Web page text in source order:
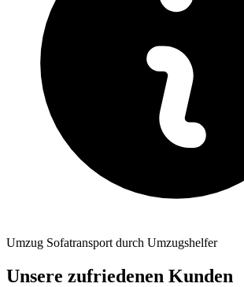
Umzug Sofatransport durch Umzugshelfer
Unsere zufriedenen Kunden